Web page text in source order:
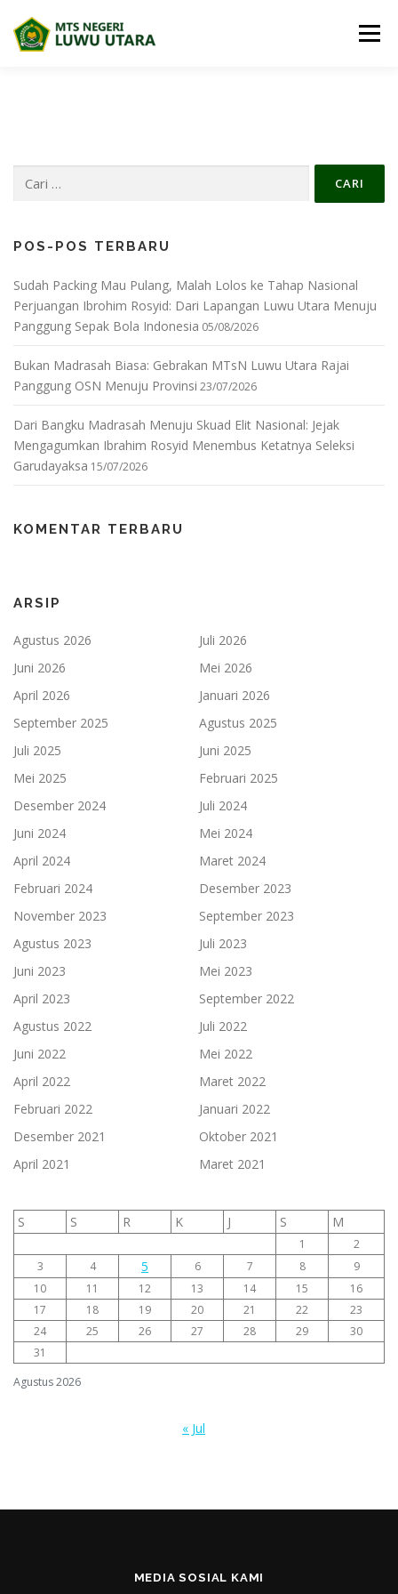
konten
Menu
BIDANG MADRASAH E-DIGITAL MADRASAH
untuk:
POS-POS TERBARU
Sudah Packing Mau Pulang, Malah Lolos ke Tahap Nasional
Perjuangan Ibrohim Rosyid: Dari Lapangan Luwu Utara Menuju
Panggung Sepak Bola Indonesia 05/08/2026
Bukan Madrasah Biasa: Gebrakan MTsN Luwu Utara Rajai
Panggung OSN Menuju Provinsi 23/07/2026
Dari Bangku Madrasah Menuju Skuad Elit Nasional: Jejak
Mengagumkan Ibrahim Rosyid Menembus Ketatnya Seleksi
Garudayaksa 15/07/2026
KOMENTAR TERBARU
ARSIP
Agustus 2026
Juli 2026
Juni 2026
Mei 2026
April 2026
Januari 2026
September 2025
Agustus 2025
Juli 2025
Juni 2025
Mei 2025
Februari 2025
Desember 2024
Juli 2024
Juni 2024
Mei 2024
April 2024
Maret 2024
Februari 2024
Desember 2023
November 2023
September 2023
Agustus 2023
Juli 2023
Juni 2023
Mei 2023
April 2023
September 2022
Agustus 2022
Juli 2022
Juni 2022
Mei 2022
April 2022
Maret 2022
Februari 2022
Januari 2022
Desember 2021
Oktober 2021
April 2021
Maret 2021
Agustus 2026
S S R K J S M
1
2
3
4 5 6 7 8
9
10
11 12 13 14 15
16
17
18 19 20 21 22
23
24
25 26 27 28 29
30
31
« Jul
MEDIA SOSIAL KAMI